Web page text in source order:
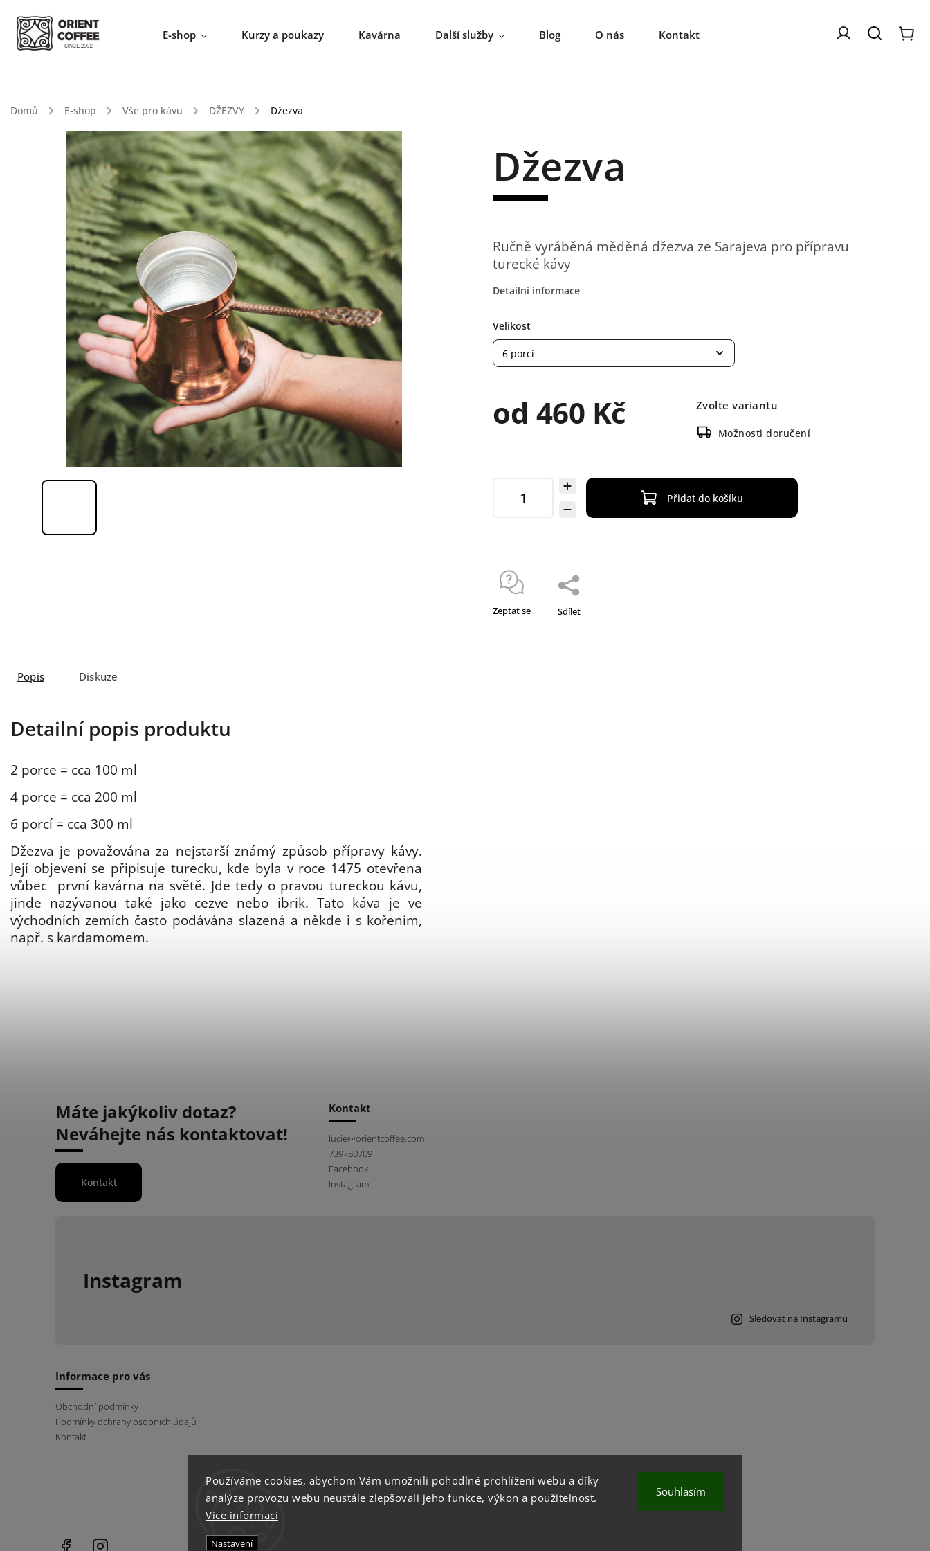
Používáme cookies, abychom Vám umožnili pohodlné prohlížení webu a díky
analýze provozu webu neustále zlepšovali jeho funkce, výkon a použitelnost.
Více informací
Nastavení
Souhlasím
E-shop Kurzy a poukazy Kavárna Další služby Blog O nás Kontakt
Domů / E-shop / Vše pro kávu / DŽEZVY / Džezva
Džezva
Ručně vyráběná měděná džezva ze Sarajeva pro přípravu
turecké kávy
Detailní informace
Velikost
od 460 Kč Zvolte variantu
Možnosti doručení
Přidat do košíku
Zeptat se Sdílet
Popis Diskuze
Detailní popis produktu
2 porce = cca 100 ml
4 porce = cca 200 ml
6 porcí = cca 300 ml
Džezva je považována za nejstarší známý způsob přípravy kávy.
Její objevení se připisuje turecku, kde byla v roce 1475 otevřena
vůbec první kavárna na světě. Jde tedy o pravou tureckou kávu,
jinde nazývanou také jako cezve nebo ibrik. Tato káva je ve
východních zemích často podávána slazená a někde i s kořením,
např. s kardamomem.
Máte jakýkoliv dotaz?
Neváhejte nás kontaktovat!
Kontakt
Kontakt
lucie@orientcoffee.com
739780709
Facebook
Instagram
Instagram
Sledovat na Instagramu
Informace pro vás
Obchodní podmínky
Podmínky ochrany osobních údajů
Kontakt
instagram
Facebook